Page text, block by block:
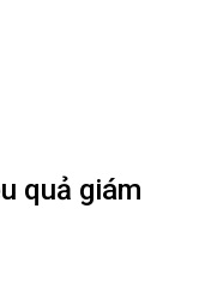
quả giám